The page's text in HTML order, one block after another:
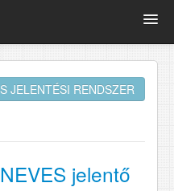
JELENTÉSI RENDSZER
jelentő